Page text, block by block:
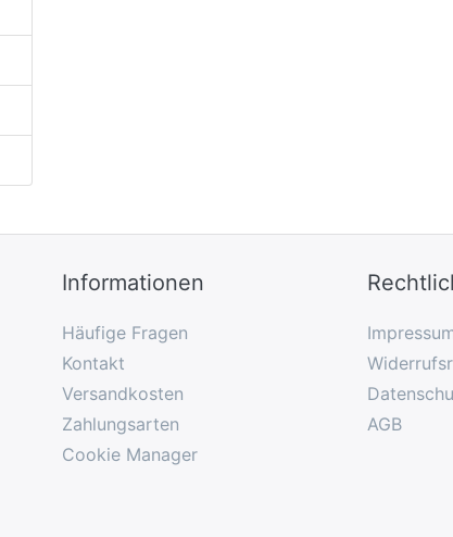
Informationen
Häufige Fragen
Kontakt
Versandkosten
Zahlungsarten
Cookie Manager
AGB